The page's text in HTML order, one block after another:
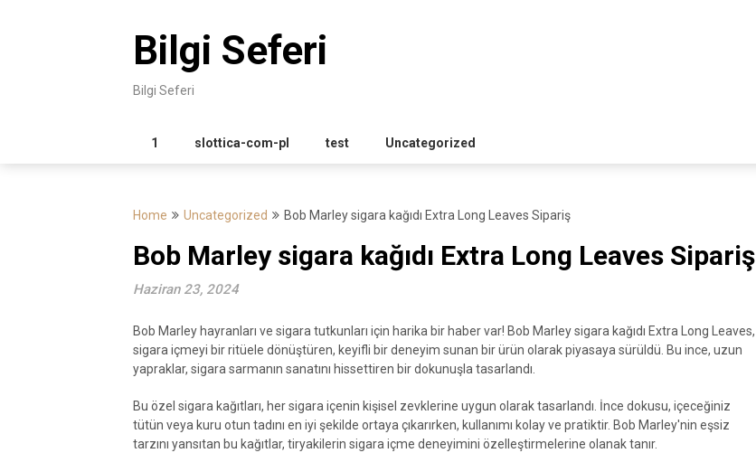
Bilgi Seferi
Bilgi Seferi
1 slottica-com-pl test Uncategorized
Home Uncategorized Bob Marley sigara kağıdı Extra Long Leaves Sipariş
Bob Marley sigara kağıdı Extra Long Leaves Sipariş
Haziran 23, 2024
Bob Marley hayranları ve sigara tutkunları için harika bir haber var! Bob Marley sigara kağıdı Extra Long Leaves,
sigara içmeyi bir ritüele dönüştüren, keyifli bir deneyim sunan bir ürün olarak piyasaya sürüldü. Bu ince, uzun
yapraklar, sigara sarmanın sanatını hissettiren bir dokunuşla tasarlandı.
Bu özel sigara kağıtları, her sigara içenin kişisel zevklerine uygun olarak tasarlandı. İnce dokusu, içeceğiniz
tütün veya kuru otun tadını en iyi şekilde ortaya çıkarırken, kullanımı kolay ve pratiktir. Bob Marley'nin eşsiz
tarzını yansıtan bu kağıtlar, tiryakilerin sigara içme deneyimini özelleştirmelerine olanak tanır.